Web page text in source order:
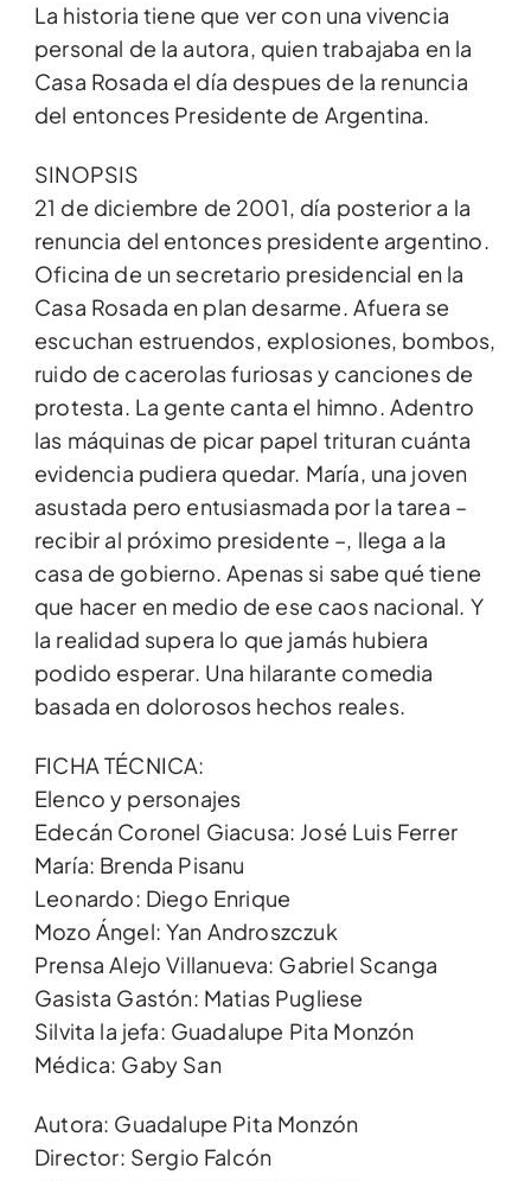
La historia tiene que ver con una vivencia
personal de la autora, quien trabajaba en la
Casa Rosada el día despues de la renuncia
del entonces Presidente de Argentina.
SINOPSIS
21 de diciembre de 2001, día posterior a la
renuncia del entonces presidente argentino.
Oficina de un secretario presidencial en la
Casa Rosada en plan desarme. Afuera se
escuchan estruendos, explosiones, bombos,
ruido de cacerolas furiosas y canciones de
protesta. La gente canta el himno. Adentro
las máquinas de picar papel trituran cuánta
evidencia pudiera quedar. María, una joven
asustada pero entusiasmada por la tarea –
recibir al próximo presidente –, llega a la
casa de gobierno. Apenas si sabe qué tiene
que hacer en medio de ese caos nacional. Y
la realidad supera lo que jamás hubiera
podido esperar. Una hilarante comedia
basada en dolorosos hechos reales.
FICHA TÉCNICA:
Elenco y personajes
Edecán Coronel Giacusa: José Luis Ferrer
María: Brenda Pisanu
Leonardo: Diego Enrique
Mozo Ángel: Yan Androszczuk
Prensa Alejo Villanueva: Gabriel Scanga
Gasista Gastón: Matias Pugliese
Silvita la jefa: Guadalupe Pita Monzón
Médica: Gaby San
Autora: Guadalupe Pita Monzón
Director: Sergio Falcón